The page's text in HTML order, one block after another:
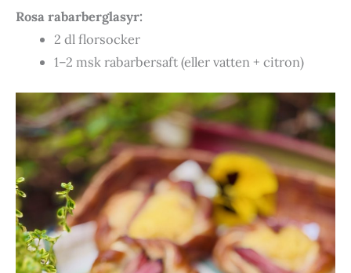
Rosa rabarberglasyr:
2 dl florsocker
1–2 msk rabarbersaft (eller vatten + citron)